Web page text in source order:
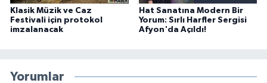
Klasik Müzik ve Caz
Festivali için protokol
imzalanacak
Hat Sanatına Modern Bir
Yorum: Sırlı Harfler Sergisi
Afyon'da Açıldı!
Yorumlar